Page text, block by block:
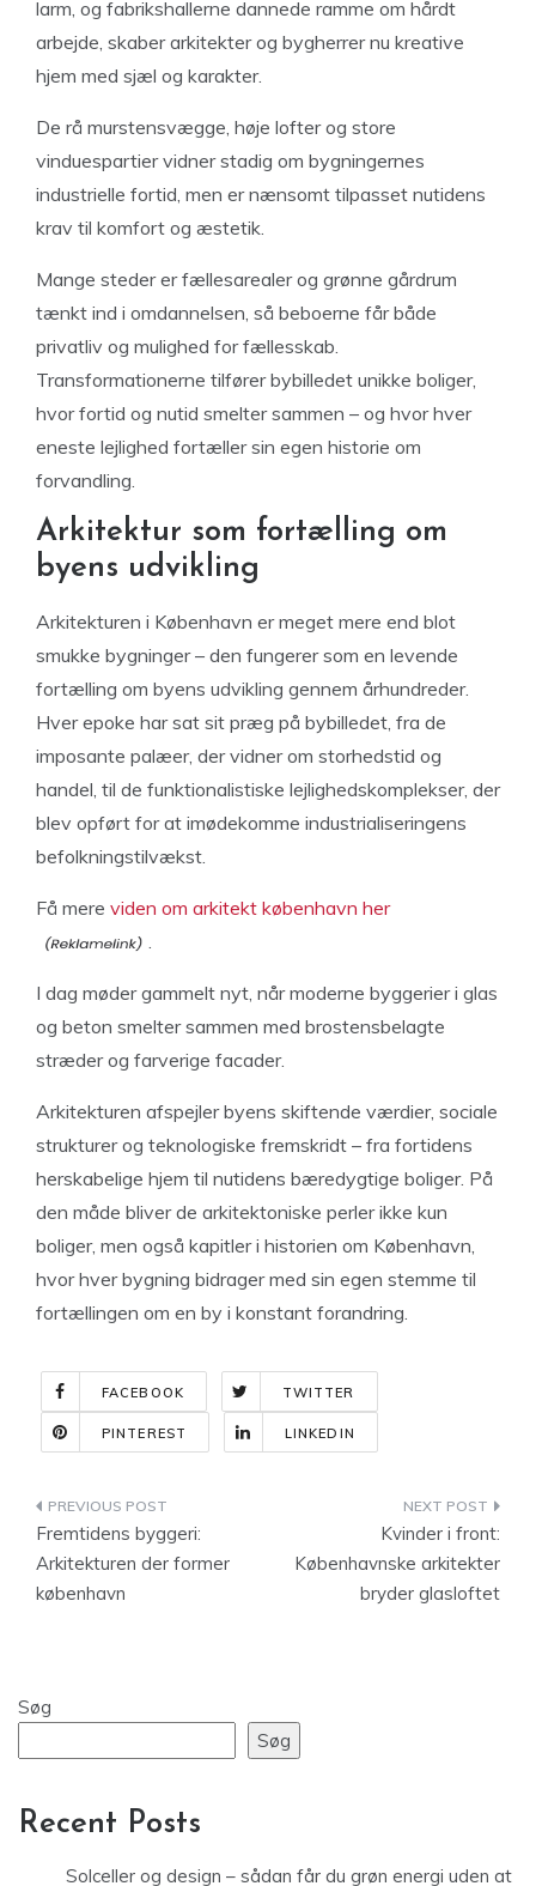
larm, og fabrikshallerne dannede ramme om hårdt
arbejde, skaber arkitekter og bygherrer nu kreative
hjem med sjæl og karakter.
De rå murstensvægge, høje lofter og store
vinduespartier vidner stadig om bygningernes
industrielle fortid, men er nænsomt tilpasset nutidens
krav til komfort og æstetik.
Mange steder er fællesarealer og grønne gårdrum
tænkt ind i omdannelsen, så beboerne får både
privatliv og mulighed for fællesskab.
Transformationerne tilfører bybilledet unikke boliger,
hvor fortid og nutid smelter sammen – og hvor hver
eneste lejlighed fortæller sin egen historie om
forvandling.
Arkitektur som fortælling om
byens udvikling
Arkitekturen i København er meget mere end blot
smukke bygninger – den fungerer som en levende
fortælling om byens udvikling gennem århundreder.
Hver epoke har sat sit præg på bybilledet, fra de
imposante palæer, der vidner om storhedstid og
handel, til de funktionalistiske lejlighedskomplekser, der
blev opført for at imødekomme industrialiseringens
befolkningstilvækst.
Få mere viden om arkitekt københavn her
.
I dag møder gammelt nyt, når moderne byggerier i glas
og beton smelter sammen med brostensbelagte
stræder og farverige facader.
Arkitekturen afspejler byens skiftende værdier, sociale
strukturer og teknologiske fremskridt – fra fortidens
herskabelige hjem til nutidens bæredygtige boliger. På
den måde bliver de arkitektoniske perler ikke kun
boliger, men også kapitler i historien om København,
hvor hver bygning bidrager med sin egen stemme til
fortællingen om en by i konstant forandring.
FACEBOOK TWITTER
PINTEREST LINKEDIN
Indlægsnavigation
Fremtidens byggeri:
Arkitekturen der former
københavn
Kvinder i front:
Københavnske arkitekter
bryder glasloftet
Søg
Søg
Recent Posts
Solceller og design – sådan får du grøn energi uden at